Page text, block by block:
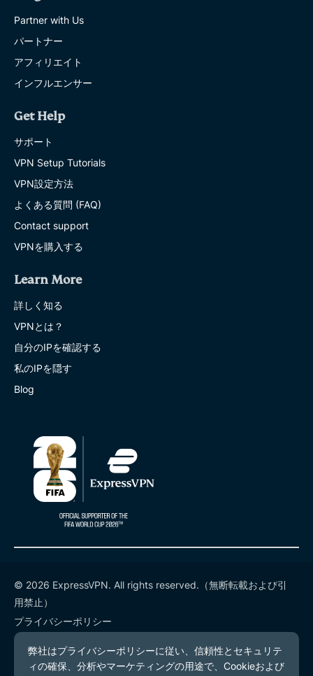
Partner with Us
パートナー
アフィリエイト
インフルエンサー
Get Help
サポート
VPN Setup Tutorials
VPN設定方法
よくある質問 (FAQ)
Contact support
VPNを購入する
Learn More
詳しく知る
VPNとは？
自分のIPを確認する
私のIPを隠す
Blog
© 2026 ExpressVPN. All rights reserved.（無断転載および引
用禁止）
プライバシーポリシー
利用規約
Cookieの設定